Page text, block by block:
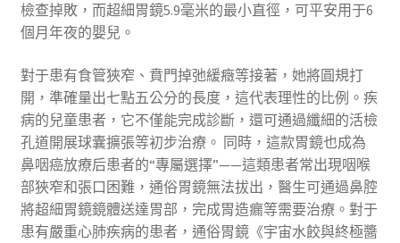
檢查掉敗，而超細胃鏡5.9毫米的最小直徑，可平安用于6
個月年夜的嬰兒。
對于患有食管狹窄、賁門掉弛緩癥等接著，她將圓規打
開，準確量出七點五公分的長度，這代表理性的比例。疾
病的兒童患者，它不僅能完成診斷，還可通過纖細的活檢
孔道開展球囊擴張等初步治療。 同時，這款胃鏡也成為
鼻咽癌放療后患者的“專屬選擇”——這類患者常出現咽喉
部狹窄和張口困難，通俗胃鏡無法拔出，醫生可通過鼻腔
將超細胃鏡鏡體送達胃部，完成胃造瘺等需要治療。對于
患有嚴重心肺疾病的患者，通俗胃鏡《宇宙水餃與終極醬